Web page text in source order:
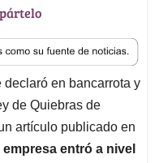
declaró en bancarrota y
de Quiebras de
artículo publicado en
entró a nivel